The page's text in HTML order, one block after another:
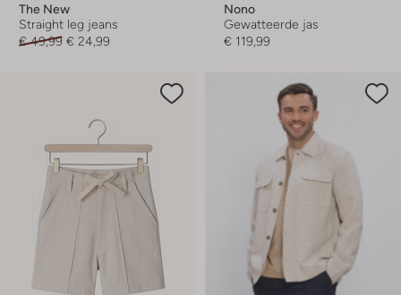
The New
Straight leg jeans
€ 49,99 € 24,99
Nono
Gewatteerde jas
€ 119,99